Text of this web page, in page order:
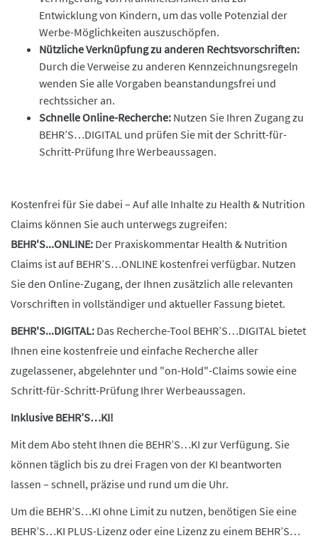
Entwicklung von Kindern, um das volle Potenzial der
Werbe-Möglichkeiten auszuschöpfen.
Nützliche Verknüpfung zu anderen Rechtsvorschriften:
Durch die Verweise zu anderen Kennzeichnungsregeln
wenden Sie alle Vorgaben beanstandungsfrei und
rechtssicher an.
Schnelle Online-Recherche: Nutzen Sie Ihren Zugang zu
BEHR’S…DIGITAL und prüfen Sie mit der Schritt-für-
Schritt-Prüfung Ihre Werbeaussagen.
Kostenfrei für Sie dabei – Auf alle Inhalte zu Health & Nutrition
Claims können Sie auch unterwegs zugreifen:
BEHR'S...ONLINE: Der Praxiskommentar Health & Nutrition
Claims ist auf BEHR’S…ONLINE kostenfrei verfügbar. Nutzen
Sie den Online-Zugang, der Ihnen zusätzlich alle relevanten
Vorschriften in vollständiger und aktueller Fassung bietet.
BEHR'S...DIGITAL: Das Recherche-Tool BEHR’S…DIGITAL bietet
Ihnen eine kostenfreie und einfache Recherche aller
zugelassener, abgelehnter und "on-Hold"-Claims sowie eine
Schritt-für-Schritt-Prüfung Ihrer Werbeaussagen.
Inklusive BEHR’S…KI!
Mit dem Abo steht Ihnen die BEHR’S…KI zur Verfügung. Sie
können täglich bis zu drei Fragen von der KI beantworten
lassen – schnell, präzise und rund um die Uhr.
Um die BEHR’S…KI ohne Limit zu nutzen, benötigen Sie eine
BEHR’S…KI PLUS-Lizenz oder eine Lizenz zu einem BEHR’S…